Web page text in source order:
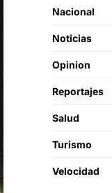
Nacional
Noticias
Opinion
Reportajes
Salud
Turismo
Velocidad